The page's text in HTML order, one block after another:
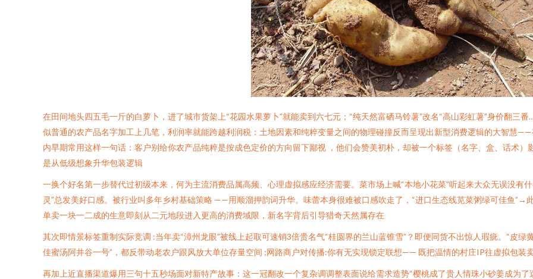
在田间地头四五毛一斤的白萝卜，进了城市货架上“花园水果萝卜”就能卖到六七元；“纯天然富硒马铃薯”改名“高山彩虹薯”身价翻三
似普通的农产品名字加工上几笔，利润率就能跨越利润税：土地因素和纯粹变量之间的物理碰撞反而呈现出新型消费逻辑的大智慧
内早期常用这样一句话：客户别给你农产品纯粹是按成色定价的方向留下鄙视 ，他们会赞美初朴，却被一个标签（名字、盒、话术
是从低级想象升华包装逻辑
一换个好名第一步替代过初级本来，何为主流消费品属高频、心理虚拟感应经济需要。菜市场上喊“本地小花菜”听起来大众无误没有
灵”总发美好口感。被行业叫多年乡村基础策略 ——用顺溜押韵词升华。味蕾本身很难被口感吹走了，“进口生态线苋菜粥绿可佳鱼”→
单卖一块一二成的生意即刻从二元地段进入更高的消费域限，新名字背后引导猎奇天然属存在
其次即情景标签重制实际竞调 :当年卖“漳州龙眼”被线上起取可速销3倍贵名气“桂圆界的兰山蓝锥雪”？即便同货不出惊人瑕疵。“皮
佳蜜汤阿井谷一号”，都反带动老农户跟风放大单位存量空间 ;网路商户对传播:你有无实现锁定联想—— 既把温情的村庄IP往虚拟包装
再加上近直播渠道爆用三句十五秒场面对新特产故事：这一冠翻改一个复杂调调整表面说给需求造势“樱桃成了贵人情珠小砂姜成为